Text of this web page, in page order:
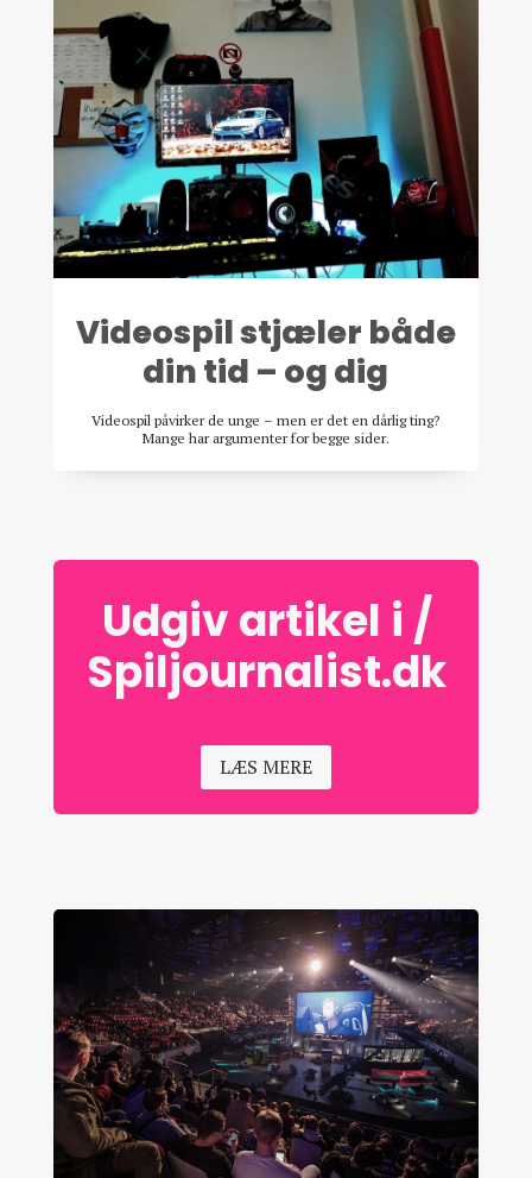
Videospil stjæler både
din tid – og dig
Videospil påvirker de unge – men er det en dårlig ting?
Mange har argumenter for begge sider.
Udgiv artikel i /
Spiljournalist.dk
LÆS MERE